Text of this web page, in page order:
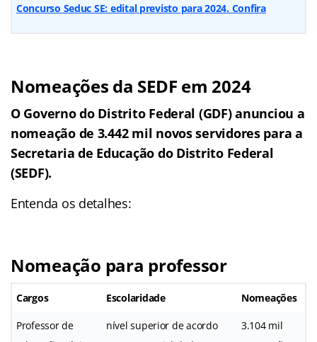
Concurso Seduc SE: edital previsto para 2024. Confira
Nomeações da SEDF em 2024
O Governo do Distrito Federal (GDF) anunciou a
nomeação de 3.442 mil novos servidores para a
Secretaria de Educação do Distrito Federal
(SEDF).
Entenda os detalhes:
Nomeação para professor
Cargos Escolaridade Nomeações
Professor de
nível superior de acordo
3.104 mil